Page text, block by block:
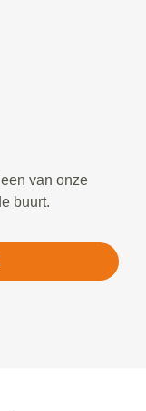
van onze
buurt.